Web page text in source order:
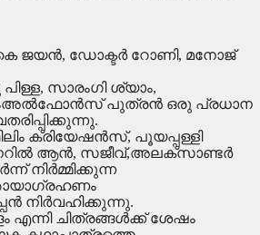
ജയൻ, ഡോക്ടർ റോണി, മനോജ്
സാരംഗി ശ്യാം,
പുത്രൻ ഒരു പ്രധാന
ക്രിയേഷൻസ്, പൂയപ്പള്ളി
ആൻ, സജീവ്,അലക്സാണ്ടർ
നിർമ്മിക്കുന്ന
നിർവഹിക്കുന്നു.
ചിത്രങ്ങൾക്ക് ശേഷം